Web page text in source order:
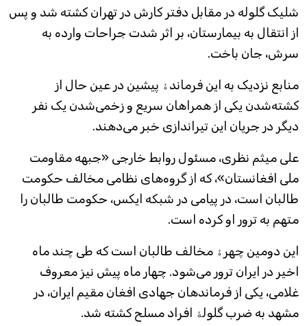
شلیک گلوله در مقابل دفتر کارش در تهران کشته شد و پس
از انتقال به بیمارستان، بر اثر شدت جراحات وارده به
سرش، جان باخت.
منابع نزدیک به این فرماندۀ پیشین در عین حال از
کشته‌شدن یکی از همراهان سریع و زخمی‌شدن یک نفر
دیگر در جریان این تیراندازی خبر می‌دهند.
علی میثم نظری، مسئول روابط خارجی «جبهه مقاومت
ملی افغانستان»، که از گروه‌های نظامی مخالف حکومت
طالبان است، در پیامی در شبکه ایکس، حکومت طالبان را
متهم به ترور او کرده است.
این دومین چهرۀ مخالف طالبان است که طی چند ماه
اخیر در ایران ترور می‌شود. چهار ماه پیش نیز معروف
غلامی، یکی از فرماندهان جهادی افغان مقیم ایران، در
مشهد به ضرب گلولۀ افراد مسلح کشته شد.